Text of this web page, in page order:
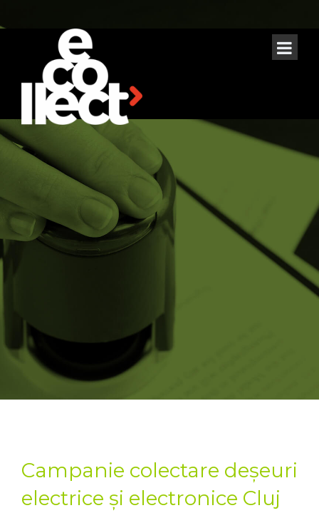
Reciclare
deseuri
electrice si
electronice
Cluj
Campanie colectare deșeuri
electrice și electronice Cluj